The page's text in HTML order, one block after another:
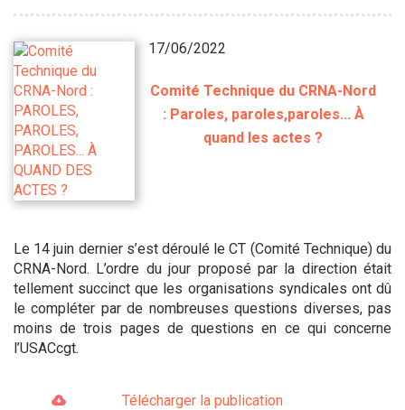
17/06/2022
Comité Technique du CRNA-Nord
: Paroles, paroles,paroles... À
quand les actes ?
Le 14 juin dernier s’est déroulé le CT (Comité Technique) du
CRNA-Nord. L’ordre du jour proposé par la direction était
tellement succinct que les organisations syndicales ont dû
le compléter par de nombreuses questions diverses, pas
moins de trois pages de questions en ce qui concerne
l’USACcgt.
Télécharger la publication